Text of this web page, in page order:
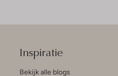
Inspiratie
Bekijk alle blogs